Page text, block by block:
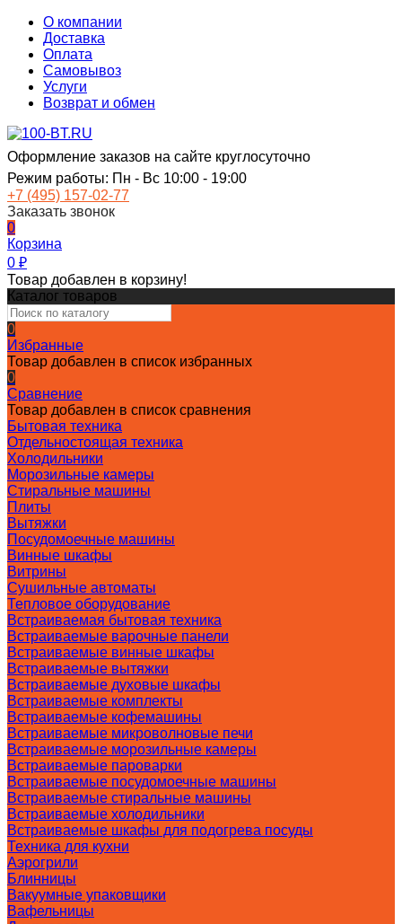
О компании
Доставка
Оплата
Самовывоз
Услуги
Возврат и обмен
Оформление заказов на сайте круглосуточно
Режим работы: Пн - Вс 10:00 - 19:00
+7 (495) 157-02-77
Заказать звонок
0
Корзина
0 ₽
Товар добавлен в корзину!
Каталог товаров
0
Избранные
Товар добавлен в список избранных
0
Сравнение
Товар добавлен в список сравнения
Бытовая техника
Отдельностоящая техника
Холодильники
Морозильные камеры
Стиральные машины
Плиты
Вытяжки
Посудомоечные машины
Винные шкафы
Витрины
Сушильные автоматы
Тепловое оборудование
Встраиваемая бытовая техника
Встраиваемые варочные панели
Встраиваемые винные шкафы
Встраиваемые вытяжки
Встраиваемые духовые шкафы
Встраиваемые комплекты
Встраиваемые кофемашины
Встраиваемые микроволновые печи
Встраиваемые морозильные камеры
Встраиваемые пароварки
Встраиваемые посудомоечные машины
Встраиваемые стиральные машины
Встраиваемые холодильники
Встраиваемые шкафы для подогрева посуды
Техника для кухни
Аэрогрили
Блинницы
Вакуумные упаковщики
Вафельницы